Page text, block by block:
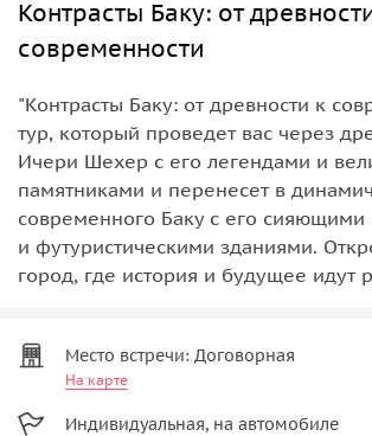
Контрасты Баку: от
современности
"Контрасты Баку: от древности к
тур, который проведет вас через
Ичери Шехер с его легендами и
памятниками и перенесет в
современного Баку с его
и футуристическими зданиями.
город, где история и будущее идут
Место встречи: Договорная
На карте
Индивидуальная, на автомобиле